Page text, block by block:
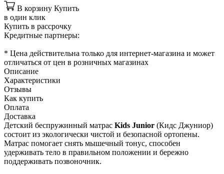
В корзину Купить
в один клик
Купить в рассрочку
Кредитные партнеры:
* Цена действительна только для интернет-магазина и может
отличаться от цен в розничных магазинах
Описание
Характеристики
Отзывы
Как купить
Оплата
Доставка
Детский беспружинный матрас Kids Junior (Кидс Джуниор)
состоит из экологически чистой и безопасной ортопены.
Матрас помогает снять мышечный тонус, способен
удерживать тело в правильном положении и бережно
поддерживать позвоночник.